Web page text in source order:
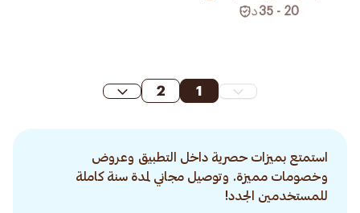
20 - 35 د
1
2
استمتع بميزات حصرية داخل التطبيق وعروض
وخصومات مميزة. وتوصيل مجاني لمدة سنة كاملة
للمستخدمين الجدد!